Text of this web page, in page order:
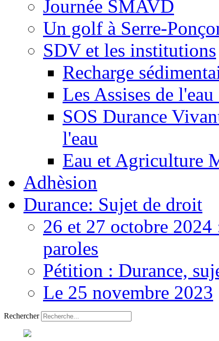
Journée SMAVD
Un golf à Serre-
SDV et les institutions
Recharge
Les Assises de
SOS Durance
l'eau
Eau et Agriculture
Adhèsion
Durance: Sujet de droit
26 et 27 octobre 2024
paroles
Pétition : Durance,
Le 25 novembre 2023
Rechercher